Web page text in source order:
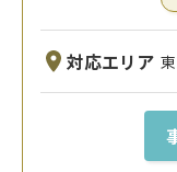
対応エリア